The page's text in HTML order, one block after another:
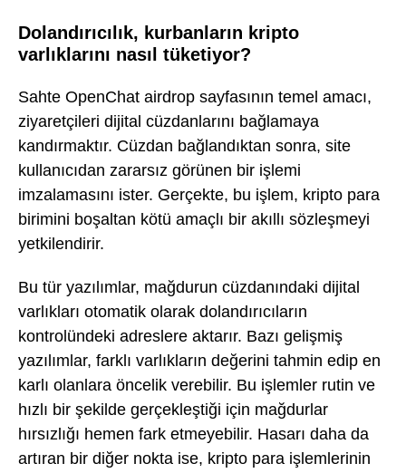
Dolandırıcılık, kurbanların kripto
varlıklarını nasıl tüketiyor?
Sahte OpenChat airdrop sayfasının temel amacı,
ziyaretçileri dijital cüzdanlarını bağlamaya
kandırmaktır. Cüzdan bağlandıktan sonra, site
kullanıcıdan zararsız görünen bir işlemi
imzalamasını ister. Gerçekte, bu işlem, kripto para
birimini boşaltan kötü amaçlı bir akıllı sözleşmeyi
yetkilendirir.
Bu tür yazılımlar, mağdurun cüzdanındaki dijital
varlıkları otomatik olarak dolandırıcıların
kontrolündeki adreslere aktarır. Bazı gelişmiş
yazılımlar, farklı varlıkların değerini tahmin edip en
karlı olanlara öncelik verebilir. Bu işlemler rutin ve
hızlı bir şekilde gerçekleştiği için mağdurlar
hırsızlığı hemen fark etmeyebilir. Hasarı daha da
artıran bir diğer nokta ise, kripto para işlemlerinin